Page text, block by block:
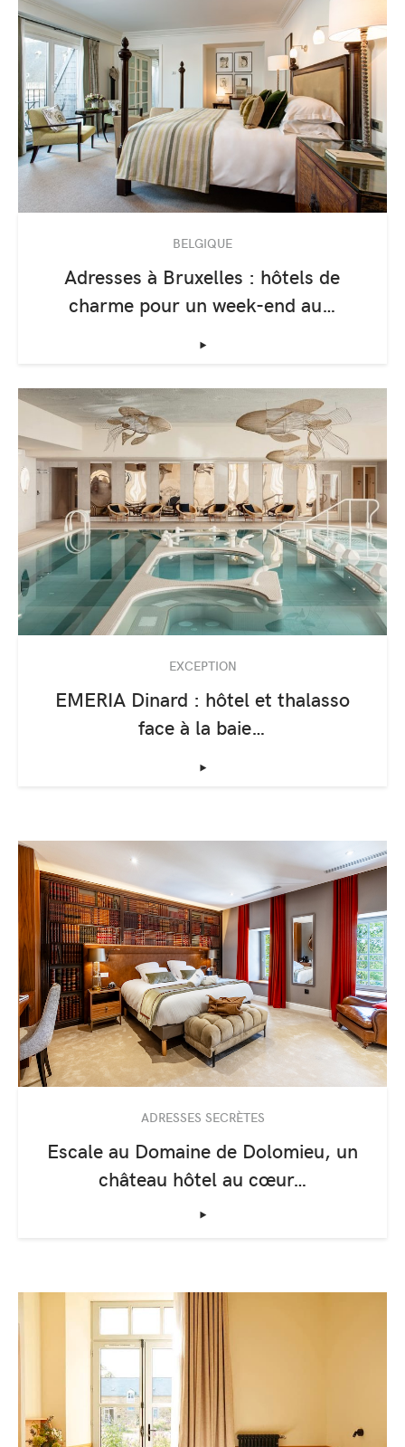
BELGIQUE
Adresses à Bruxelles : hôtels de
charme pour un week-end au…
‣
EXCEPTION
EMERIA Dinard : hôtel et thalasso
face à la baie…
‣
ADRESSES SECRÈTES
Escale au Domaine de Dolomieu, un
château hôtel au cœur…
‣